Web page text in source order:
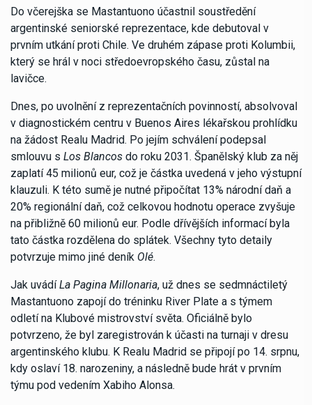
Do včerejška se Mastantuono účastnil soustředění
argentinské seniorské reprezentace, kde debutoval v
prvním utkání proti Chile. Ve druhém zápase proti Kolumbii,
který se hrál v noci středoevropského času, zůstal na
lavičce.
Dnes, po uvolnění z reprezentačních povinností, absolvoval
v diagnostickém centru v Buenos Aires lékařskou prohlídku
na žádost Realu Madrid. Po jejím schválení podepsal
smlouvu s Los Blancos do roku 2031. Španělský klub za něj
zaplatí 45 milionů eur, což je částka uvedená v jeho výstupní
klauzuli. K této sumě je nutné připočítat 13% národní daň a
20% regionální daň, což celkovou hodnotu operace zvyšuje
na přibližně 60 milionů eur. Podle dřívějších informací byla
tato částka rozdělena do splátek. Všechny tyto detaily
potvrzuje mimo jiné deník Olé.
Jak uvádíLa Pagina Millonaria, už dnes se sedmnáctiletý
Mastantuono zapojí do tréninku River Plate a s týmem
odletí na Klubové mistrovství světa. Oficiálně bylo
potvrzeno, že byl zaregistrován k účasti na turnaji v dresu
argentinského klubu. K Realu Madrid se připojí po 14. srpnu,
kdy oslaví 18. narozeniny, a následně bude hrát v prvním
týmu pod vedením Xabiho Alonsa.